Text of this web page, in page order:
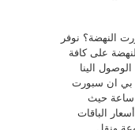
النهضة؟ نوفر
على كافة
الينا
بي ان سبورت
النهضة. ونحن متوافرون على مدار 24 ساعة حيث
الباقات